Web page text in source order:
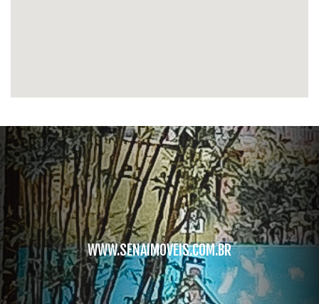
WWW.SENAIMOVEIS.COM.BR